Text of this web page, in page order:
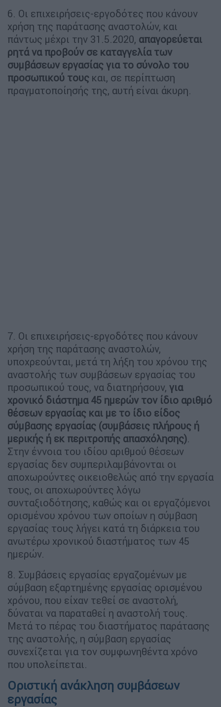
6. Οι επιχειρήσεις-εργοδότες που κάνουν
χρήση της παράτασης αναστολών, και
πάντως μέχρι την 31.5.2020, απαγορεύεται
ρητά να προβούν σε καταγγελία των
συμβάσεων εργασίας για το σύνολο του
προσωπικού τους και, σε περίπτωση
πραγματοποίησής της, αυτή είναι άκυρη.
7. Οι επιχειρήσεις-εργοδότες που κάνουν
χρήση της παράτασης αναστολών,
υποχρεούνται, μετά τη λήξη του χρόνου της
αναστολής των συμβάσεων εργασίας του
προσωπικού τους, να διατηρήσουν, για
χρονικό διάστημα 45 ημερών τον ίδιο αριθμό
θέσεων εργασίας και με το ίδιο είδος
σύμβασης εργασίας (συμβάσεις πλήρους ή
μερικής ή εκ περιτροπής απασχόλησης).
Στην έννοια του ιδίου αριθμού θέσεων
εργασίας δεν συμπεριλαμβάνονται οι
αποχωρούντες οικειοθελώς από την εργασία
τους, οι αποχωρούντες λόγω
συνταξιοδότησης, καθώς και οι εργαζόμενοι
ορισμένου χρόνου των οποίων η σύμβαση
εργασίας τους λήγει κατά τη διάρκεια του
ανωτέρω χρονικού διαστήματος των 45
ημερών.
8. Συμβάσεις εργασίας εργαζομένων με
σύμβαση εξαρτημένης εργασίας ορισμένου
χρόνου, που είχαν τεθεί σε αναστολή,
δύναται να παραταθεί η αναστολή τους.
Μετά το πέρας του διαστήματος παράτασης
της αναστολής, η σύμβαση εργασίας
συνεχίζεται για τον συμφωνηθέντα χρόνο
που υπολείπεται.
Οριστική ανάκληση συμβάσεων
εργασίας